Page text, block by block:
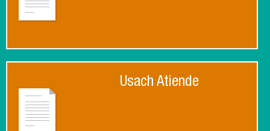
Usach Atiende